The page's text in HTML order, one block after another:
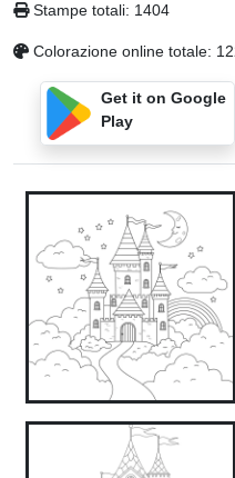
Stampe totali: 1404
Colorazione online totale:
Get it on Google
Play